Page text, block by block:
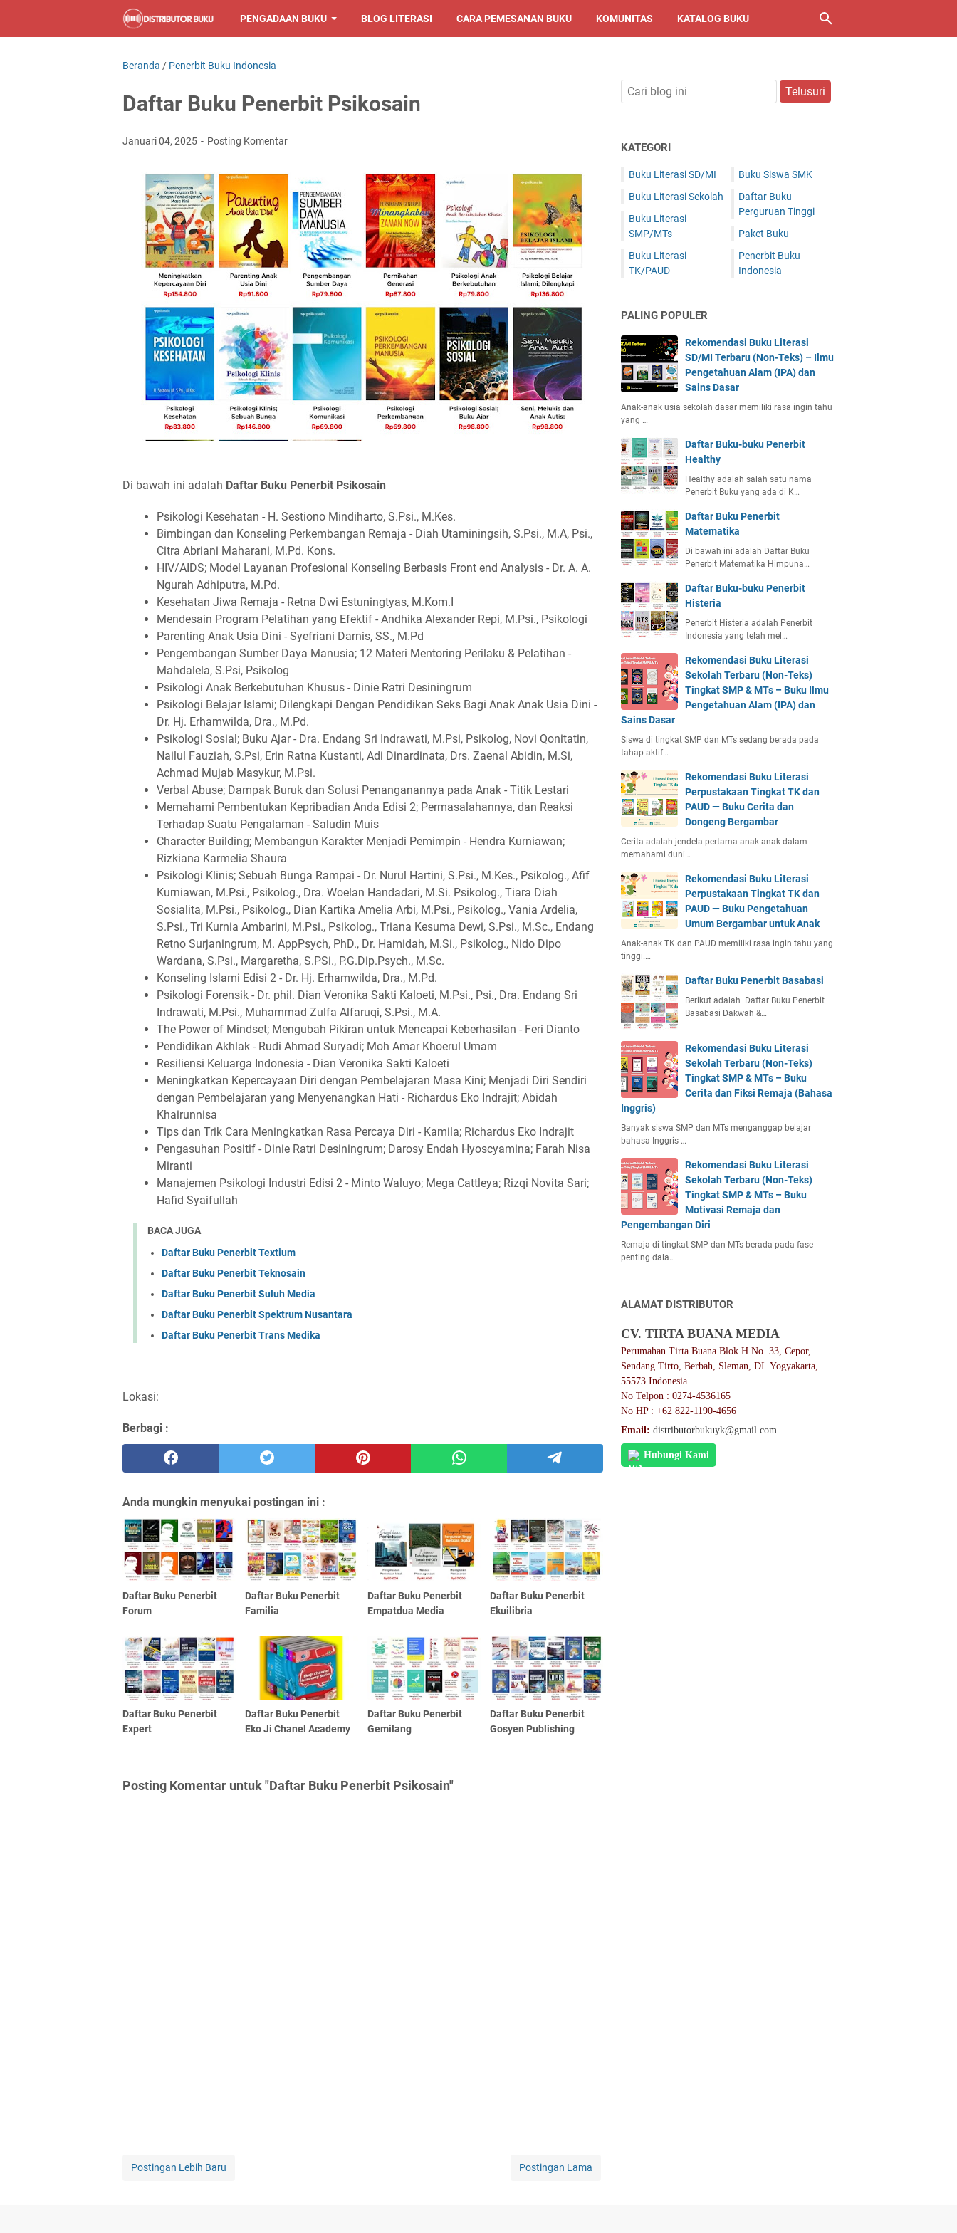
PENGADAAN BUKU BLOG LITERASI CARA PEMESANAN BUKU KOMUNITAS KATALOG BUKU
Beranda / Penerbit Buku Indonesia
Daftar Buku Penerbit Psikosain
Januari 04, 2025 Posting Komentar
Di bawah ini adalah Daftar Buku Penerbit Psikosain
Psikologi Kesehatan - H. Sestiono Mindiharto, S.Psi., M.Kes.
Bimbingan dan Konseling Perkembangan Remaja - Diah Utaminingsih, S.Psi., M.A, Psi.,
Citra Abriani Maharani, M.Pd. Kons.
HIV/AIDS; Model Layanan Profesional Konseling Berbasis Front end Analysis - Dr. A. A.
Ngurah Adhiputra, M.Pd.
Kesehatan Jiwa Remaja - Retna Dwi Estuningtyas, M.Kom.I
Mendesain Program Pelatihan yang Efektif - Andhika Alexander Repi, M.Psi., Psikologi
Parenting Anak Usia Dini - Syefriani Darnis, SS., M.Pd
Pengembangan Sumber Daya Manusia; 12 Materi Mentoring Perilaku & Pelatihan -
Mahdalela, S.Psi, Psikolog
Psikologi Anak Berkebutuhan Khusus - Dinie Ratri Desiningrum
Psikologi Belajar Islami; Dilengkapi Dengan Pendidikan Seks Bagi Anak Anak Usia Dini -
Dr. Hj. Erhamwilda, Dra., M.Pd.
Psikologi Sosial; Buku Ajar - Dra. Endang Sri Indrawati, M.Psi, Psikolog, Novi Qonitatin,
Nailul Fauziah, S.Psi, Erin Ratna Kustanti, Adi Dinardinata, Drs. Zaenal Abidin, M.Si,
Achmad Mujab Masykur, M.Psi.
Verbal Abuse; Dampak Buruk dan Solusi Penanganannya pada Anak - Titik Lestari
Memahami Pembentukan Kepribadian Anda Edisi 2; Permasalahannya, dan Reaksi
Terhadap Suatu Pengalaman - Saludin Muis
Character Building; Membangun Karakter Menjadi Pemimpin - Hendra Kurniawan;
Rizkiana Karmelia Shaura
Psikologi Klinis; Sebuah Bunga Rampai - Dr. Nurul Hartini, S.Psi., M.Kes., Psikolog., Afif
Kurniawan, M.Psi., Psikolog., Dra. Woelan Handadari, M.Si. Psikolog., Tiara Diah
Sosialita, M.Psi., Psikolog., Dian Kartika Amelia Arbi, M.Psi., Psikolog., Vania Ardelia,
S.Psi., Tri Kurnia Ambarini, M.Psi., Psikolog., Triana Kesuma Dewi, S.Psi., M.Sc., Endang
Retno Surjaningrum, M. AppPsych, PhD., Dr. Hamidah, M.Si., Psikolog., Nido Dipo
Wardana, S.Psi., Margaretha, S.PSi., P.G.Dip.Psych., M.Sc.
Konseling Islami Edisi 2 - Dr. Hj. Erhamwilda, Dra., M.Pd.
Psikologi Forensik - Dr. phil. Dian Veronika Sakti Kaloeti, M.Psi., Psi., Dra. Endang Sri
Indrawati, M.Psi., Muhammad Zulfa Alfaruqi, S.Psi., M.A.
The Power of Mindset; Mengubah Pikiran untuk Mencapai Keberhasilan - Feri Dianto
Pendidikan Akhlak - Rudi Ahmad Suryadi; Moh Amar Khoerul Umam
Resiliensi Keluarga Indonesia - Dian Veronika Sakti Kaloeti
Meningkatkan Kepercayaan Diri dengan Pembelajaran Masa Kini; Menjadi Diri Sendiri
dengan Pembelajaran yang Menyenangkan Hati - Richardus Eko Indrajit; Abidah
Khairunnisa
Tips dan Trik Cara Meningkatkan Rasa Percaya Diri - Kamila; Richardus Eko Indrajit
Pengasuhan Positif - Dinie Ratri Desiningrum; Darosy Endah Hyoscyamina; Farah Nisa
Miranti
Manajemen Psikologi Industri Edisi 2 - Minto Waluyo; Mega Cattleya; Rizqi Novita Sari;
Hafid Syaifullah
BACA JUGA
Daftar Buku Penerbit Textium
Daftar Buku Penerbit Teknosain
Daftar Buku Penerbit Suluh Media
Daftar Buku Penerbit Spektrum Nusantara
Daftar Buku Penerbit Trans Medika
Lokasi:
Berbagi :
Anda mungkin menyukai postingan ini :
Daftar Buku Penerbit
Forum
Daftar Buku Penerbit
Familia
Daftar Buku Penerbit
Empatdua Media
Daftar Buku Penerbit
Ekuilibria
Daftar Buku Penerbit
Expert
Daftar Buku Penerbit
Eko Ji Chanel Academy
Daftar Buku Penerbit
Gemilang
Daftar Buku Penerbit
Gosyen Publishing
Posting Komentar untuk "Daftar Buku Penerbit Psikosain"
Postingan Lebih Baru Postingan Lama
KATEGORI
Buku Literasi SD/MI
Buku Literasi Sekolah
Buku Literasi
SMP/MTs
Buku Literasi
TK/PAUD
Buku Siswa SMK
Daftar Buku
Perguruan Tinggi
Paket Buku
Penerbit Buku
Indonesia
PALING POPULER
Rekomendasi Buku Literasi
SD/MI Terbaru (Non-Teks) – Ilmu
Pengetahuan Alam (IPA) dan
Sains Dasar
Anak-anak usia sekolah dasar memiliki rasa ingin tahu
yang …
Daftar Buku-buku Penerbit
Healthy
Healthy adalah salah satu nama
Penerbit Buku yang ada di K…
Daftar Buku Penerbit
Matematika
Di bawah ini adalah Daftar Buku
Penerbit Matematika Himpuna…
Daftar Buku-buku Penerbit
Histeria
Penerbit Histeria adalah Penerbit
Indonesia yang telah mel…
Rekomendasi Buku Literasi
Sekolah Terbaru (Non-Teks)
Tingkat SMP & MTs – Buku Ilmu
Pengetahuan Alam (IPA) dan
Sains Dasar
Siswa di tingkat SMP dan MTs sedang berada pada
tahap aktif…
Rekomendasi Buku Literasi
Perpustakaan Tingkat TK dan
PAUD — Buku Cerita dan
Dongeng Bergambar
Cerita adalah jendela pertama anak-anak dalam
memahami duni…
Rekomendasi Buku Literasi
Perpustakaan Tingkat TK dan
PAUD — Buku Pengetahuan
Umum Bergambar untuk Anak
Anak-anak TK dan PAUD memiliki rasa ingin tahu yang
tinggi.…
Daftar Buku Penerbit Basabasi
Berikut adalah Daftar Buku Penerbit
Basabasi Dakwah &…
Rekomendasi Buku Literasi
Sekolah Terbaru (Non-Teks)
Tingkat SMP & MTs – Buku
Cerita dan Fiksi Remaja (Bahasa
Inggris)
Banyak siswa SMP dan MTs menganggap belajar
bahasa Inggris …
Rekomendasi Buku Literasi
Sekolah Terbaru (Non-Teks)
Tingkat SMP & MTs – Buku
Motivasi Remaja dan
Pengembangan Diri
Remaja di tingkat SMP dan MTs berada pada fase
penting dala…
ALAMAT DISTRIBUTOR
CV. TIRTA BUANA MEDIA
Perumahan Tirta Buana Blok H No. 33, Cepor,
Sendang Tirto, Berbah, Sleman, DI. Yogyakarta,
55573 Indonesia
No Telpon : 0274-4536165
No HP : +62 822-1190-4656
Email: distributorbukuyk@gmail.com
Hubungi Kami